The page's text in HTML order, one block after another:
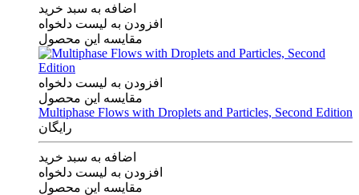
اضافه به سبد خرید
افزودن به لیست دلخواه
مقایسه این محصول
افزودن به لیست دلخواه
مقایسه این محصول
Multiphase Flows with Droplets and Particles, Second Edition
رایگان
اضافه به سبد خرید
افزودن به لیست دلخواه
مقایسه این محصول